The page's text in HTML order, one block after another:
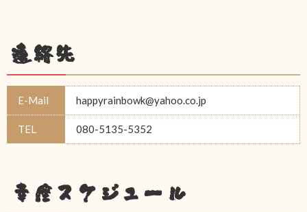
連絡先
E-Mail happyrainbowk@yahoo.co.jp
TEL 080-5135-5352
幸座スケジュール